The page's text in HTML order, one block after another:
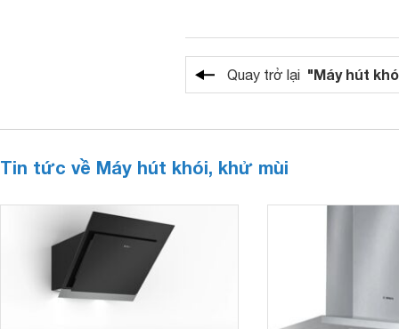
Quay trở lại "Máy hút
Tin tức về Máy hút khói, khử mùi